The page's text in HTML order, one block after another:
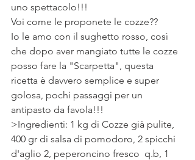
uno spettacolo!!!
Voi come le proponete le cozze??
Io le amo con il sughetto rosso, così
che dopo aver mangiato tutte le cozze
posso fare la "Scarpetta", questa
ricetta è davvero semplice e super
golosa, pochi passaggi per un
antipasto da favola!!!
>Ingredienti: 1 kg di Cozze già pulite,
400 gr di salsa di pomodoro, 2 spicchi
d'aglio 2, peperoncino fresco  q.b, 1